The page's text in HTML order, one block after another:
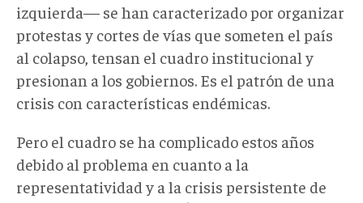
izquierda— se han caracterizado por organizar
protestas y cortes de vías que someten el país
al colapso, tensan el cuadro institucional y
presionan a los gobiernos. Es el patrón de una
crisis con características endémicas.
Pero el cuadro se ha complicado estos años
debido al problema en cuanto a la
representatividad y a la crisis persistente de